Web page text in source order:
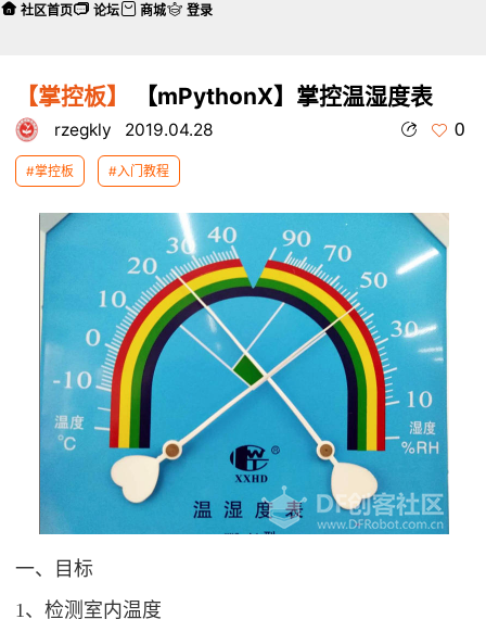
【掌控板】 【mPythonX】掌控温湿度表
rzegkly 2019.04.28 0
#掌控板 #入门教程
一、目标
1、检测室内温度
社区首页 论坛 商城 登录